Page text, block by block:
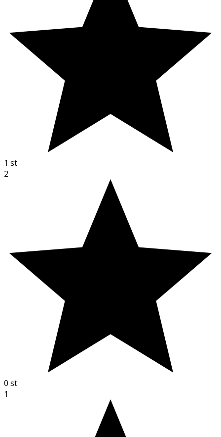
1 st
2
0 st
1